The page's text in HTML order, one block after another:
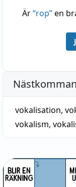
Är“rop”en
vokalisation,
vokalism,